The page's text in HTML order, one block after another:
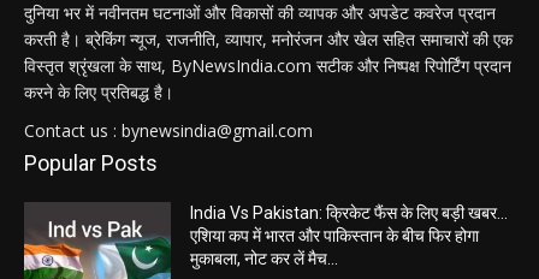
दुनिया भर में नवीनतम घटनाओं और विकासों की व्यापक और अपडेट कवरेज प्रदान
करती है। ब्रेकिंग न्यूज, राजनीति, व्यापार, मनोरंजन और खेल सहित समाचारों की एक
विस्तृत श्रृंखला के साथ, ByNewsIndia.com सटीक और निष्पक्ष रिपोर्टिंग प्रदान
करने के लिए प्रतिबद्ध है।
Contact us : bynewsindia@gmail.com
Popular Posts
India Vs Pakistan: क्रिकेट फैंस के लिए बड़ी खबर…
एशिया कप में भारत और पाकिस्तान के बीच फिर होगा
मुकाबला, नोट कर लें मैच...